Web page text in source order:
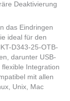
Deaktivierung
das Eindringen
ideal für den
D343-25-OTB-
darunter USB-
Integration
mit allen
Unix, Mac